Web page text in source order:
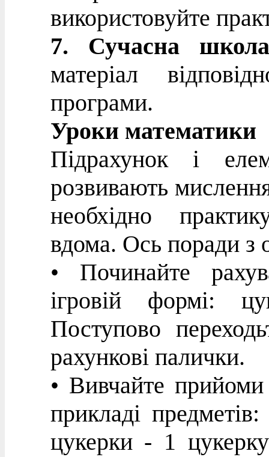
використовуйте
7. Сучасна
матеріал
програми.
Уроки математики
Підрахунок і
розвивають
необхідно
вдома. Ось поради з
• Починайте
ігровій формі:
Поступово
рахункові палички.
• Вивчайте прийоми
прикладі
цукерки - 1